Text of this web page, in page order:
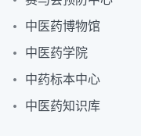
中医药博物馆
中医药学院
中药标本中心
中医药知识库